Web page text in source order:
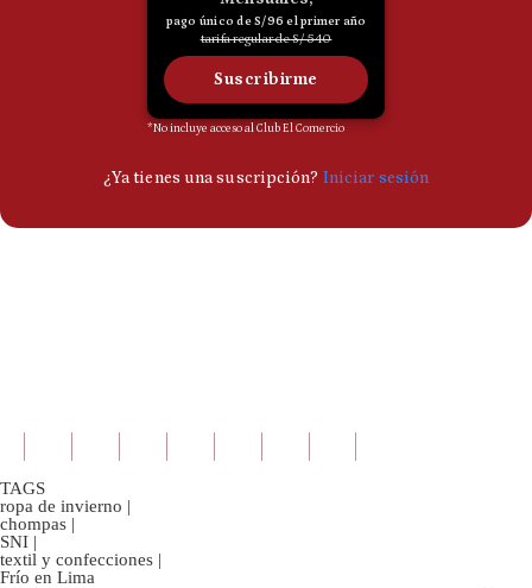
TAGS
ropa de invierno |
chompas |
SNI |
textil y confecciones |
Frío en Lima